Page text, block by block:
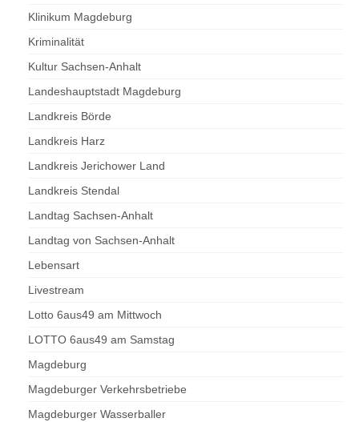
Klinikum Magdeburg
Kriminalität
Kultur Sachsen-Anhalt
Landeshauptstadt Magdeburg
Landkreis Börde
Landkreis Harz
Landkreis Jerichower Land
Landkreis Stendal
Landtag Sachsen-Anhalt
Landtag von Sachsen-Anhalt
Lebensart
Livestream
Lotto 6aus49 am Mittwoch
LOTTO 6aus49 am Samstag
Magdeburg
Magdeburger Verkehrsbetriebe
Magdeburger Wasserballer